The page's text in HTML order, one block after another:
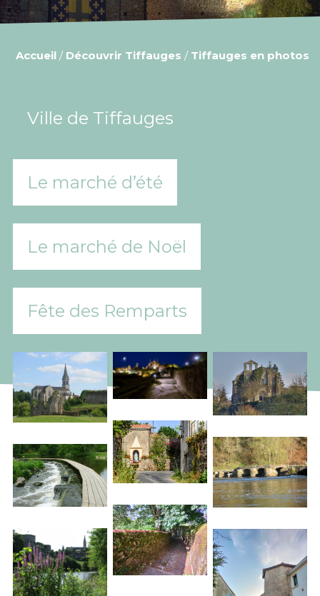
Accueil / Découvrir Tiffauges / Tiffauges en photos
Ville de Tiffauges
Le marché d’été
Le marché de Noël
Fête des Remparts